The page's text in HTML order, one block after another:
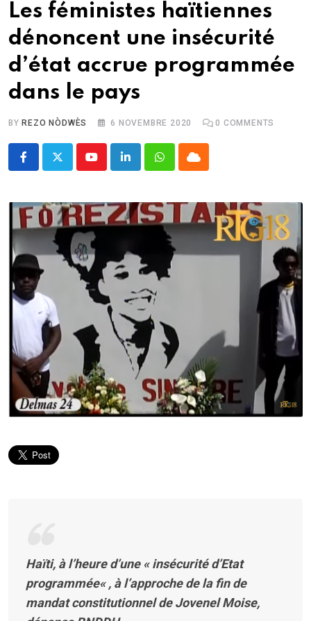
Les féministes haïtiennes
dénoncent une insécurité
d’état accrue programmée
dans le pays
BY REZO NÒDWÈS 6 NOVEMBRE 2020 0 COMMENTS
YoutubeLinkedInWhatsappCloud
Haïti, à l’heure d’une «insécurité d’Etat
programmée« , à l’approche de la fin de
mandat constitutionnel de Jovenel Moise,